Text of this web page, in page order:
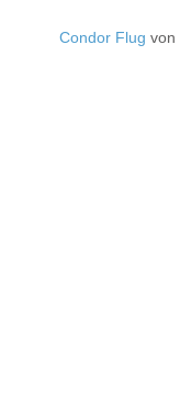
Condor Flug von